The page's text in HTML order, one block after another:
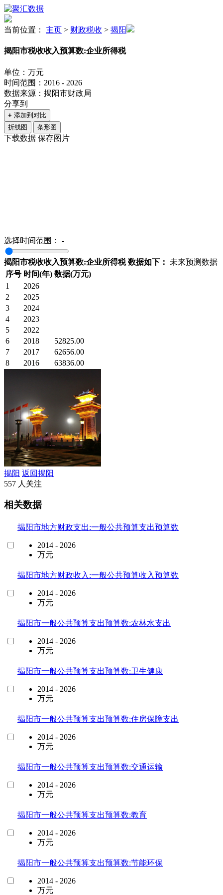
当前位置： 主页 > 财政税收 > 揭阳
揭阳市税收收入预算数:企业所得税
单位：万元
时间范围：2016 - 2026
数据来源：揭阳市财政局
分享到
+ 添加到对比
折线图
条形图
下载数据 保存图片
选择时间范围： -
揭阳市税收收入预算数:企业所得税 数据如下：
未来预测数据
序号 时间(年) 数据(万元)
1
2026
2
2025
3
2024
4
2023
5
2022
6
2018
52825.00
7
2017
62656.00
8
2016 63836.00
揭阳 返回揭阳
557 人关注
相关数据
揭阳市地方财政支出:一般公共预算支出预算数
2014 - 2026
万元
揭阳市地方财政收入:一般公共预算收入预算数
2014 - 2026
万元
揭阳市一般公共预算支出预算数:农林水支出
2014 - 2026
万元
揭阳市一般公共预算支出预算数:卫生健康
2014 - 2026
万元
揭阳市一般公共预算支出预算数:住房保障支出
2014 - 2026
万元
揭阳市一般公共预算支出预算数:交通运输
2014 - 2026
万元
揭阳市一般公共预算支出预算数:教育
2014 - 2026
万元
揭阳市一般公共预算支出预算数:节能环保
2014 - 2026
万元